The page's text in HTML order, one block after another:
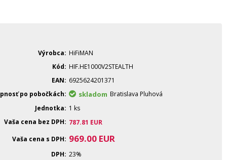
Výrobca
HiFiMAN
Kód
HIF.HE1000V2STEALTH
EAN
6925624201371
po pobočkách
skladom Bratislava Pluhová
Jednotka
1 ks
Vaša cena bez DPH
787.81 EUR
Vaša cena s DPH
969.00 EUR
DPH 23%